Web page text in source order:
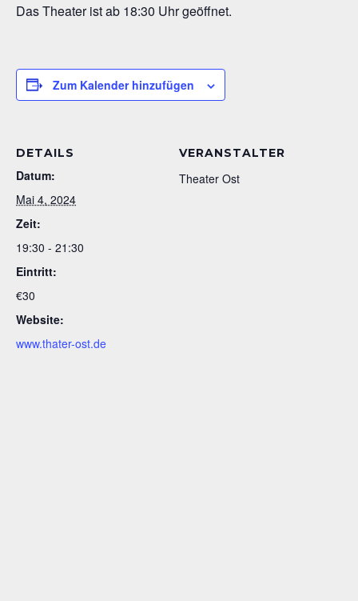
Das Theater ist ab 18:30 Uhr geöffnet.
Zum Kalender hinzufügen
DETAILS
Datum:
Mai 4, 2024
Zeit:
19:30 - 21:30
Eintritt:
€30
Website:
www.thater-ost.de
VERANSTALTER
Theater Ost